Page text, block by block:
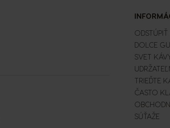
DOLCE
SVET
TRIEĎTE
ČASTO
SÚŤAŽE